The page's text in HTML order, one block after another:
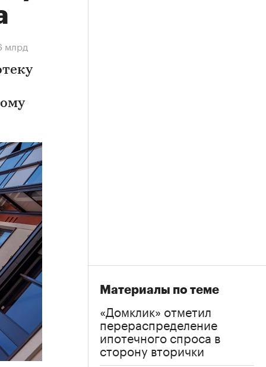
млрд
Материалы по теме
«Домклик» отметил
перераспределение
ипотечного спроса в
сторону вторички